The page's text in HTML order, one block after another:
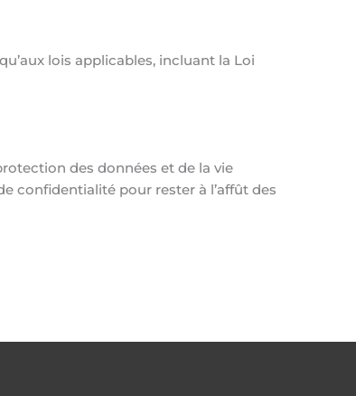
lois applicables, incluant la Loi
des données et de la vie
confidentialité pour rester à l’affût des